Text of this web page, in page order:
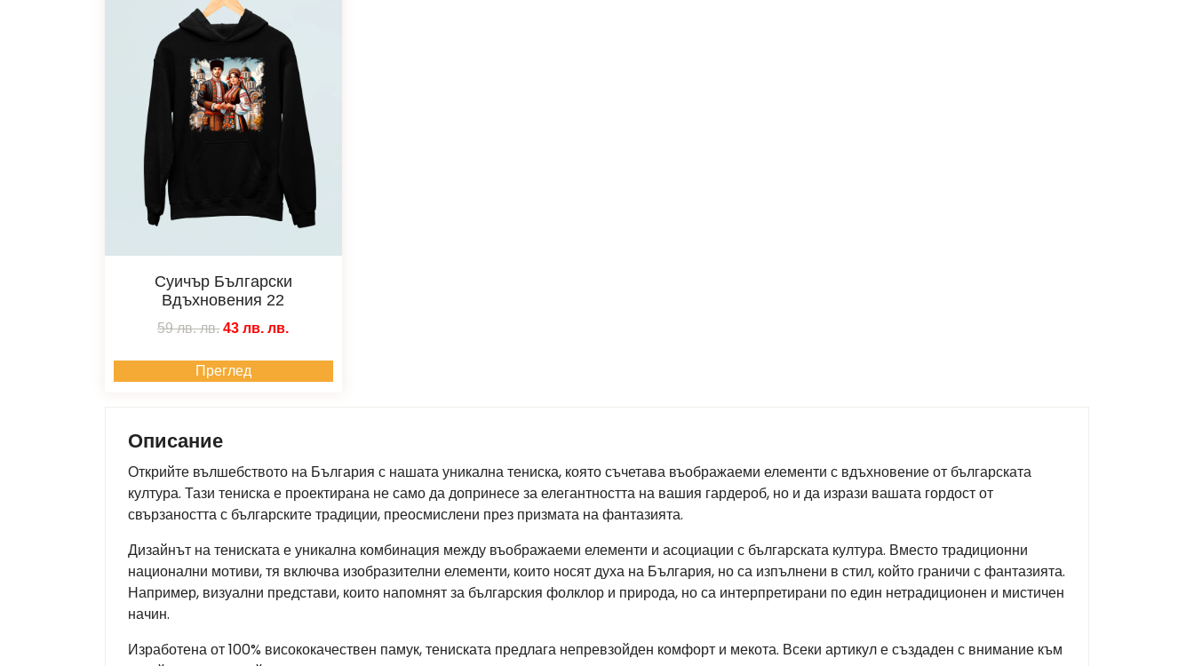
Суичър Български
Вдъхновения 22
59 лв.лв. 43 лв.лв.
Преглед
Описание
Открийте вълшебството на България с нашата уникална тениска, която съчетава въображаеми елементи с вдъхновение от българската
култура. Тази тениска е проектирана не само да допринесе за елегантността на вашия гардероб, но и да изрази вашата гордост от
свързаността с българските традиции, преосмислени през призмата на фантазията.
Дизайнът на тениската е уникална комбинация между въображаеми елементи и асоциации с българската култура. Вместо традиционни
национални мотиви, тя включва изобразителни елементи, които носят духа на България, но са изпълнени в стил, който граничи с фантазията.
Например, визуални представи, които напомнят за българския фолклор и природа, но са интерпретирани по един нетрадиционен и мистичен
начин.
Изработена от 100% висококачествен памук, тениската предлага непревзойден комфорт и мекота. Всеки артикул е създаден с внимание към